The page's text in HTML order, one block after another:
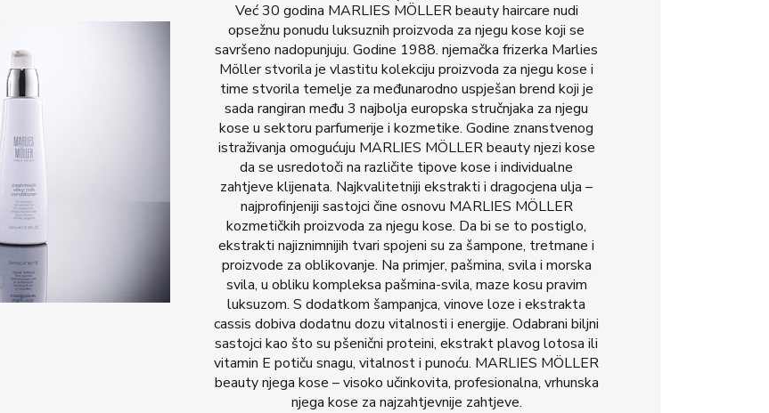
Već 30 godina MARLIES MÖLLER beauty haircare nudi
opsežnu ponudu luksuznih proizvoda za njegu kose koji se
savršeno nadopunjuju. Godine 1988. njemačka frizerka Marlies
Möller stvorila je vlastitu kolekciju proizvoda za njegu kose i
time stvorila temelje za međunarodno uspješan brend koji je
sada rangiran među 3 najbolja europska stručnjaka za njegu
kose u sektoru parfumerije i kozmetike. Godine znanstvenog
istraživanja omogućuju MARLIES MÖLLER beauty njezi kose
da se usredotoči na različite tipove kose i individualne
zahtjeve klijenata. Najkvalitetniji ekstrakti i dragocjena ulja –
najprofinjeniji sastojci čine osnovu MARLIES MÖLLER
kozmetičkih proizvoda za njegu kose. Da bi se to postiglo,
ekstrakti najiznimnijih tvari spojeni su za šampone, tretmane i
proizvode za oblikovanje. Na primjer, pašmina, svila i morska
svila, u obliku kompleksa pašmina-svila, maze kosu pravim
luksuzom. S dodatkom šampanjca, vinove loze i ekstrakta
cassis dobiva dodatnu dozu vitalnosti i energije. Odabrani biljni
sastojci kao što su pšenični proteini, ekstrakt plavog lotosa ili
vitamin E potiču snagu, vitalnost i punoću. MARLIES MÖLLER
beauty njega kose – visoko učinkovita, profesionalna, vrhunska
njega kose za najzahtjevnije zahtjeve.